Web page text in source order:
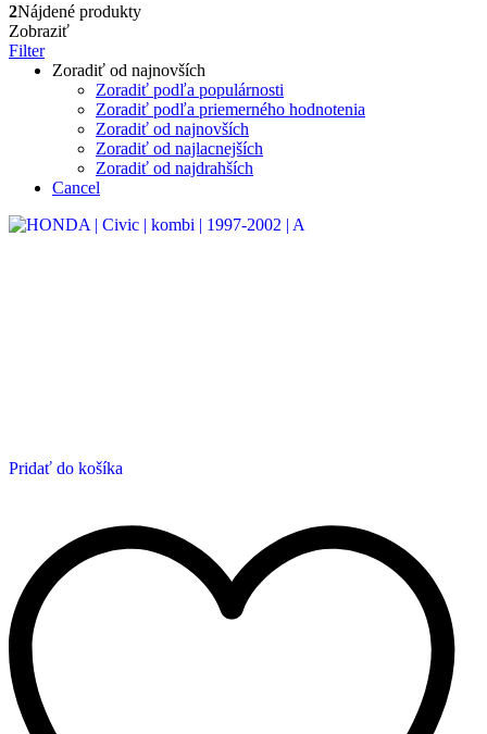
2Nájdené produkty
Zobraziť
Filter
Zoradiť od najnovších
Zoradiť podľa populárnosti
Zoradiť podľa priemerného hodnotenia
Zoradiť od najnovších
Zoradiť od najlacnejších
Zoradiť od najdrahších
Cancel
Pridať do košíka